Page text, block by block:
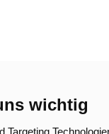
wichtig
Targeting